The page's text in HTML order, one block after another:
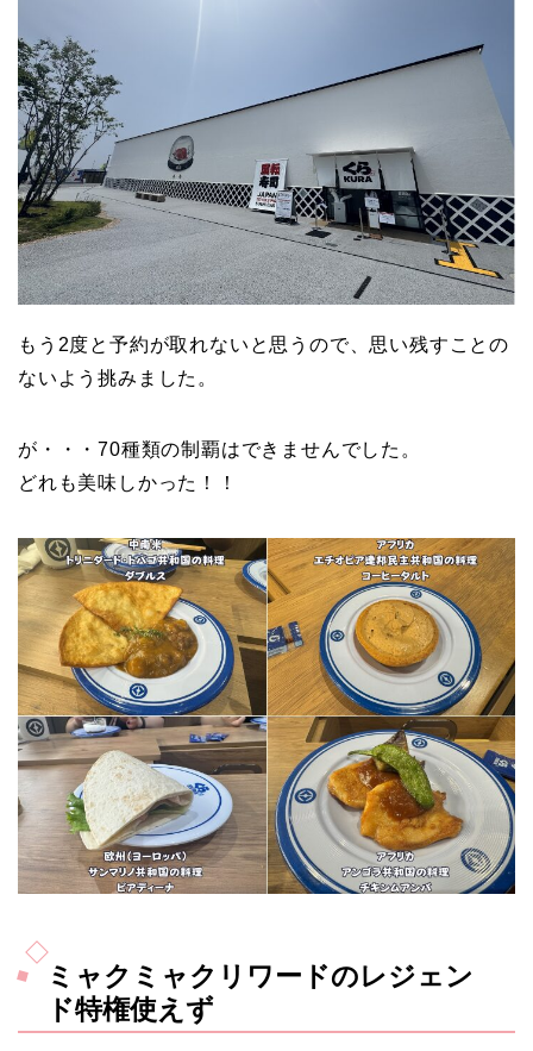
もう2度と予約が取れないと思うので、思い残すことの
ないよう挑みました。
が・・・70種類の制覇はできませんでした。
どれも美味しかった！！
ミャクミャクリワードのレジェン
ド特権使えず